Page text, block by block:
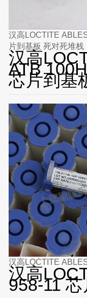
汉高LOCTITE
片到基板 死对死堆栈
汉高
ATB
芯片到基
汉高LOCTITE
汉高
958-11